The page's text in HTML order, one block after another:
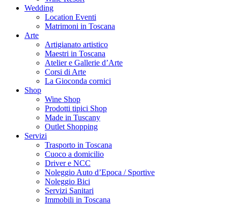
Wedding
Location Eventi
Matrimoni in Toscana
Arte
Artigianato artistico
Maestri in Toscana
Atelier e Gallerie d’Arte
Corsi di Arte
La Gioconda cornici
Shop
Wine Shop
Prodotti tipici Shop
Made in Tuscany
Outlet Shopping
Servizi
Trasporto in Toscana
Cuoco a domicilio
Driver e NCC
Noleggio Auto d’Epoca / Sportive
Noleggio Bici
Servizi Sanitari
Immobili in Toscana